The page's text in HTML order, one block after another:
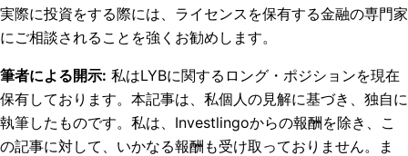
実際に投資をする際には、ライセンスを保有する金融の専門家
にご相談されることを強くお勧めします。
筆者による開示: 私はLYBに関するロング・ポジションを現在
保有しております。 本記事は、私個人の見解に基づき、独自に
執筆したものです。私は、Investlingoからの報酬を除き、こ
の記事に対して、いかなる報酬も受け取っておりません。ま